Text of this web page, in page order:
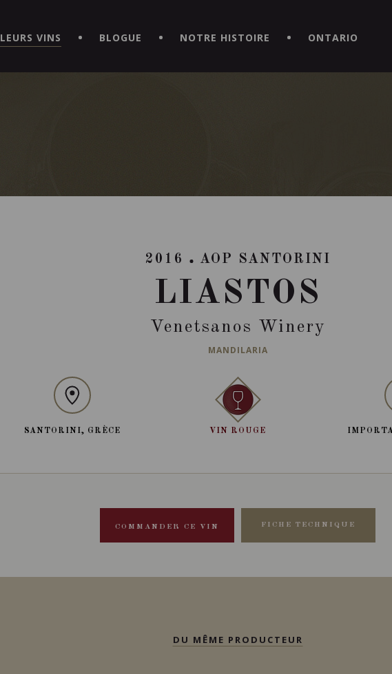
LEURS VINS BLOGUE NOTRE HISTOIRE ONTARIO
2016 AOP SANTORINI
LIASTOS
Venetsanos Winery
MANDILARIA
SANTORINI, GRÈCE VIN ROUGE
COMMANDER CE VIN FICHE TECHNIQUE
DU MÊME PRODUCTEUR